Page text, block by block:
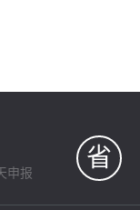
申报
省